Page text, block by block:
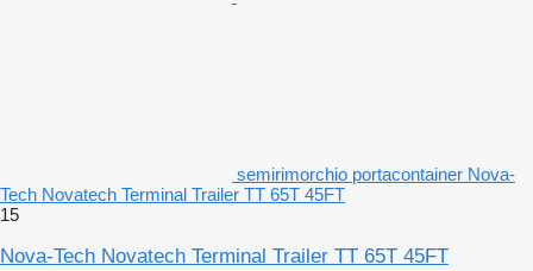
semirimorchio portacontainer Nova-
Tech Novatech Terminal Trailer TT 65T 45FT
15
Nova-Tech Novatech Terminal Trailer TT 65T 45FT